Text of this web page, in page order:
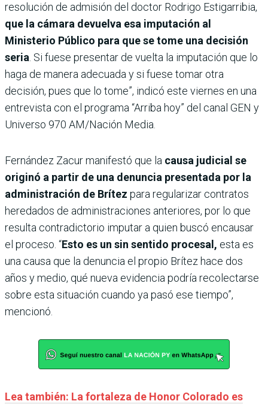
resolución de admisión del doctor Rodrigo Estigarribia,
que la cámara devuelva esa imputación al
Ministerio Público para que se tome una decisión
seria . Si fuese presentar de vuelta la imputación que lo
haga de manera adecuada y si fuese tomar otra
decisión, pues que lo tome”, indicó este viernes en una
entrevista con el programa “Arriba hoy” del canal GEN y
Universo 970 AM/Nación Media.
Fernández Zacur manifestó que la causa judicial se
originó a partir de una denuncia presentada por la
administración de Brítez para regularizar contratos
heredados de administraciones anteriores, por lo que
resulta contradictorio imputar a quien buscó encausar
el proceso. “Esto es un sin sentido procesal, esta es
una causa que la denuncia el propio Brítez hace dos
años y medio, qué nueva evidencia podría recolectarse
sobre esta situación cuando ya pasó ese tiempo”,
mencionó.
Lea también: La fortaleza de Honor Colorado es